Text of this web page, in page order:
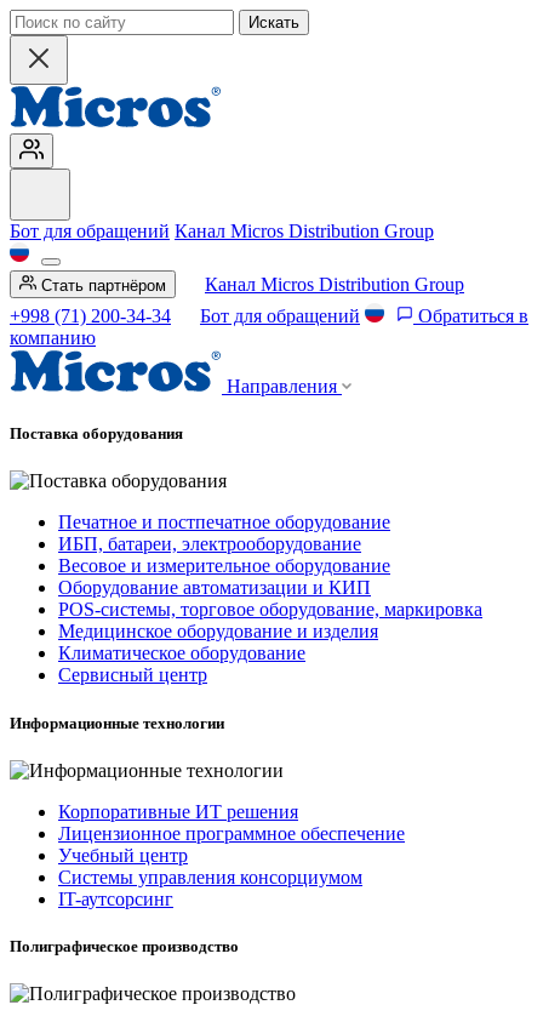
Искать
Бот для обращений Канал Micros Distribution Group
Стать партнёром
Канал Micros Distribution Group
+998 (71) 200-34-34
Бот для обращений
Обратиться в
компанию
Направления
Поставка оборудования
Печатное и постпечатное оборудование
ИБП, батареи, электрооборудование
Весовое и измерительное оборудование
Оборудование автоматизации и КИП
POS-системы, торговое оборудование, маркировка
Медицинское оборудование и изделия
Климатическое оборудование
Сервисный центр
Информационные технологии
Корпоративные ИТ решения
Лицензионное программное обеспечение
Учебный центр
Системы управления консорциумом
IT-аутсорсинг
Полиграфическое производство